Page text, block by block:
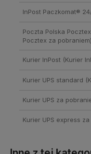
InPost Paczkomat®
Poczta Polska
Pocztex za pobraniem)
Kurier InPost(Kurier
Kurier UPS standard
Kurier UPS za
Kurier UPS express